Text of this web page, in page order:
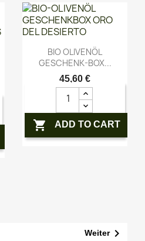
Vorschau
BIO OLIVENÖL
GESCHENK-BOX...
45,60 €
 ADD TO CART
Weiter